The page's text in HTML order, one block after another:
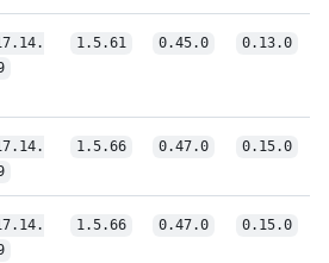
1.5.61 0.45.0 0.13.0
1.5.66 0.47.0 0.15.0
1.5.66 0.47.0 0.15.0